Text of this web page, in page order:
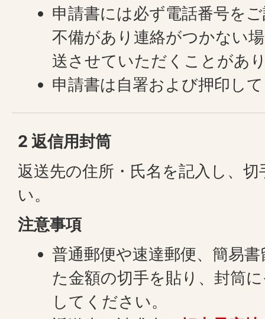
申請書には必ず電話番号を
不備があり連絡がつかない
送させていただくことがあ
申請書は自署および押印し
2 返信用封筒
返送先の住所・氏名を記入し、
い。
注意事項
普通郵便や速達郵便、簡易
た金額の切手を貼り、封筒
してください。